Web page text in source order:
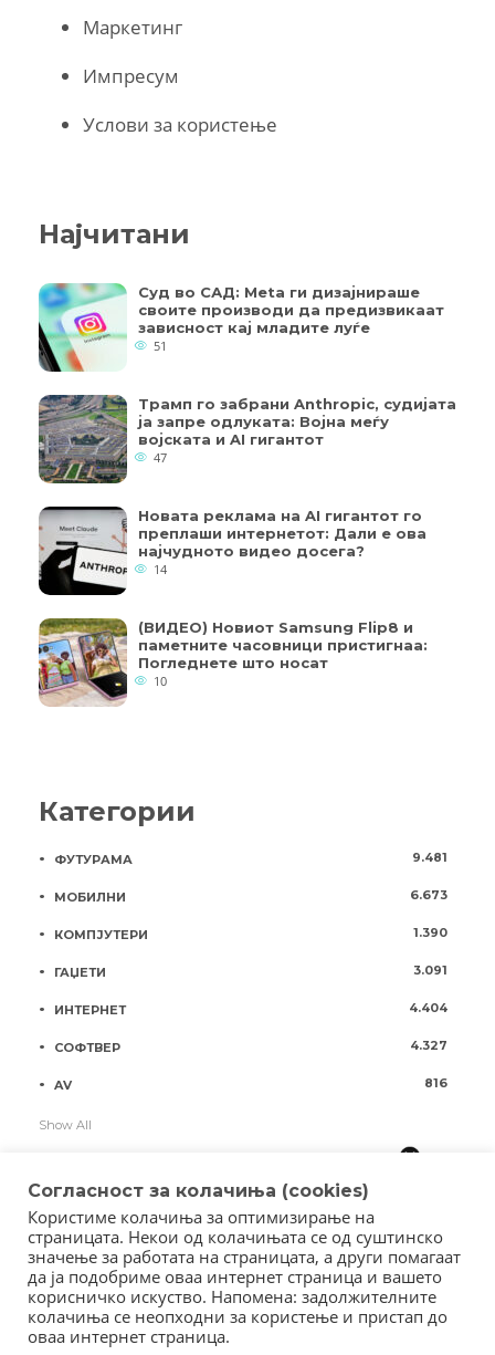
Маркетинг
Импресум
Услови за користење
Најчитани
Суд во САД: Meta ги дизајнираше
своите производи да предизвикаат
зависност кај младите луѓе
51
Трамп го забрани Anthropic, судијата
ја запре одлуката: Војна меѓу
војската и AI гигантот
47
Новата реклама на AI гигантот го
преплаши интернетот: Дали е ова
најчудното видео досега?
14
(ВИДЕО) Новиот Samsung Flip8 и
паметните часовници пристигнаа:
Погледнете што носат
10
Категории
ФУТУРАМА 9.481
МОБИЛНИ 6.673
КОМПЈУТЕРИ 1.390
ГАЏЕТИ 3.091
ИНТЕРНЕТ 4.404
СОФТВЕР 4.327
AV 816
Show All
Copyright © 2018 - Member of IAB Macedonia
Согласност за колачиња (cookies)
Користиме колачиња за оптимизирање на
страницата. Некои од колачињата се од суштинско
значење за работата на страницата, а други помагаат
да ја подобриме оваа интернет страница и вашето
корисничко искуство. Напомена: задолжителните
колачиња се неопходни за користење и пристап до
оваа интернет страница.